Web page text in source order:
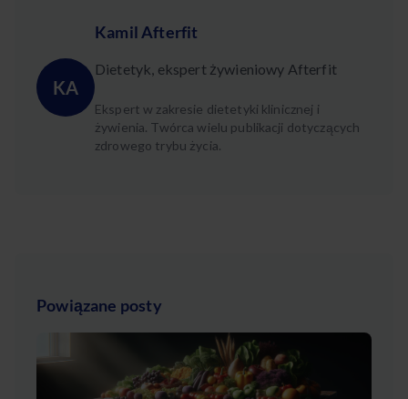
KA
Kamil Afterfit
Dietetyk, ekspert żywieniowy Afterfit
Ekspert w zakresie dietetyki klinicznej i
żywienia. Twórca wielu publikacji dotyczących
zdrowego trybu życia.
Powiązane posty